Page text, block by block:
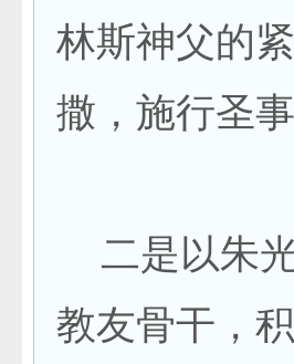
林斯神父的
撒，施行圣
二是以朱
教友骨干，